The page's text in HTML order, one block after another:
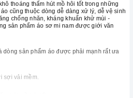
thoáng thấm hút mồ hôi tốt trong những
cũng thuộc dòng dễ dàng xử lý, dễ vệ sinh
chống nhăn, kháng khuẩn khử mùi -
sản phẩm áo sơ mi nam được giới văn
dòng sản phẩm áo được phải mạnh rất ưa
sợi vải mềm.